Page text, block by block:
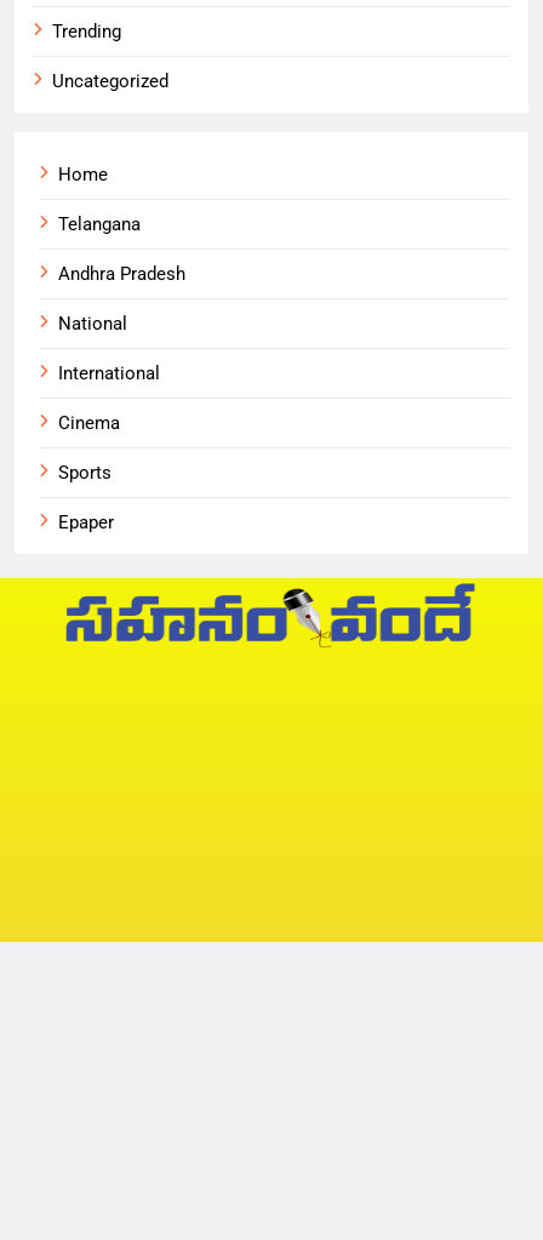
Trending
Uncategorized
Home
Telangana
Andhra Pradesh
National
International
Cinema
Sports
Epaper